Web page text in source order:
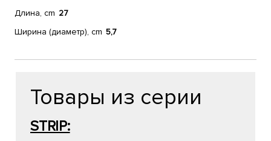
Длина, cm 27
Ширина (диаметр), cm 5,7
Товары из серии
STRIP: